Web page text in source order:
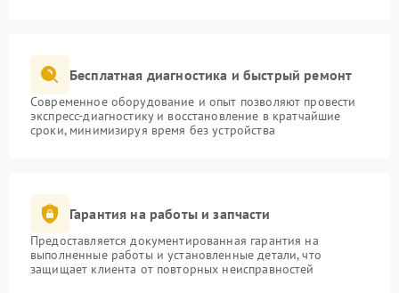
Бесплатная диагностика и быстрый ремонт
Современное оборудование и опыт позволяют провести
экспресс-диагностику и восстановление в кратчайшие
сроки, минимизируя время без устройства
Гарантия на работы и запчасти
Предоставляется документированная гарантия на
выполненные работы и установленные детали, что
защищает клиента от повторных неисправностей